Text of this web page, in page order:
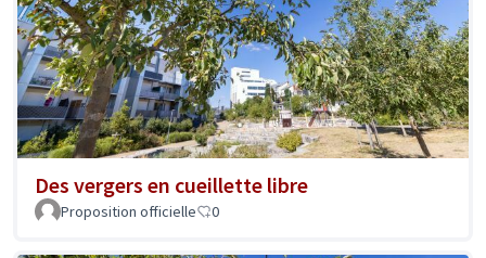
Des vergers en cueillette libre
Proposition officielle 0